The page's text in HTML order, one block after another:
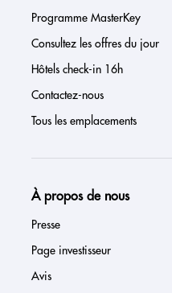
Programme MasterKey
Consultez les offres du jour
Hôtels check-in 16h
Contactez-nous
Tous les emplacements
À propos de nous
Presse
Page investisseur
Avis